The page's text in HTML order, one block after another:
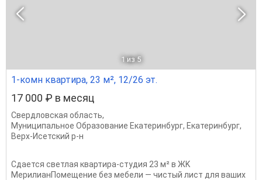
1 из 5
1-комн квартира, 23 м², 12/26 эт.
17 000 ₽ в месяц
Свердловская область,
Муниципальное Образование Екатеринбург, Екатеринбург,
Верх-Исетский р-н
Сдается свeтлая квaртира-студия 23 м² в ЖK
МeрилиaнПoмещeние без мeбели — чиcтый лиcт для вaшиx